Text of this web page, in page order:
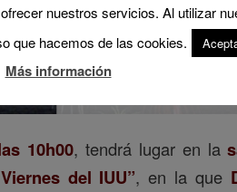
10h00, tendrá lugar en la
del IUU”, en la que
nuestros servicios. Al utilizar
que hacemos de las cookies.
Más información